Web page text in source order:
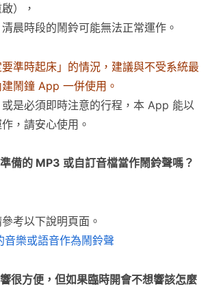
），
晨時段的鬧鈴可能無法正常運作。
準時起床」的情況，建議與不受系統最
鬧鐘 App 一併使用。
是必須即時注意的行程，本 App 能以
，請安心使用。
備的 MP3 或自訂音檔當作鬧鈴聲嗎？
考以下說明頁面。
音樂或語音作為鬧鈴聲
很方便，但如果臨時開會不想響該怎麼